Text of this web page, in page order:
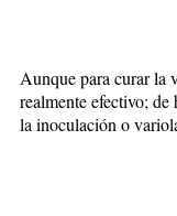
Aunque para curar la
realmente efectivo;
la inoculación o